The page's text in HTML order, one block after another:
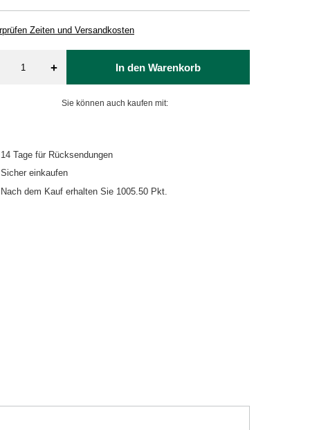
Zeiten und Versandkosten
+ In den Warenkorb
Sie können auch kaufen mit:
14 Tage für Rücksendungen
Sicher einkaufen
Nach dem Kauf erhalten Sie 1005.50 Pkt.